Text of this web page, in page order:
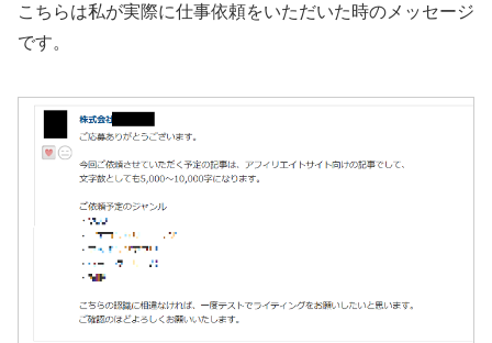
こちらは私が実際に仕事依頼をいただいた時のメッセージ
です。